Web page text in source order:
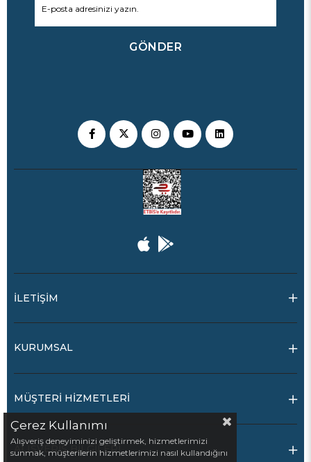
GÖNDER
İLETİŞİM
KURUMSAL
MÜŞTERİ HİZMETLERİ
ALIŞVERİŞ BİLGİLERİ
Çerez Kullanımı
Alışveriş deneyiminizi geliştirmek, hizmetlerimizi
sunmak, müşterilerin hizmetlerimizi nasıl kullandığını